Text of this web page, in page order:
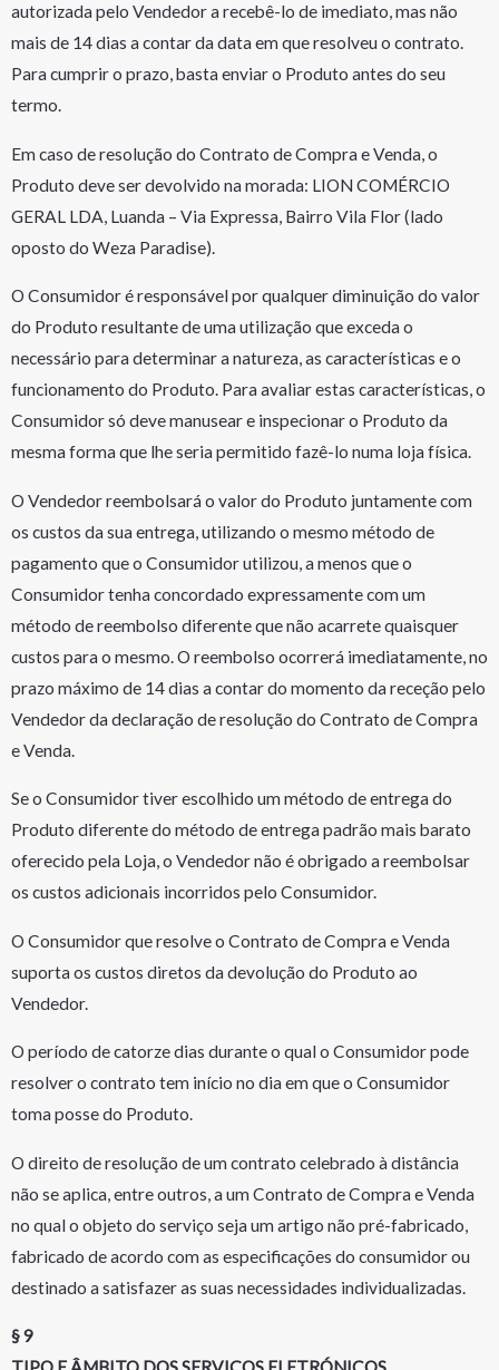
autorizada pelo Vendedor a recebê-lo de imediato, mas não
mais de 14 dias a contar da data em que resolveu o contrato.
Para cumprir o prazo, basta enviar o Produto antes do seu
termo.
Em caso de resolução do Contrato de Compra e Venda, o
Produto deve ser devolvido na morada: LION COMÉRCIO
GERAL LDA, Luanda – Via Expressa, Bairro Vila Flor (lado
oposto do Weza Paradise).
O Consumidor é responsável por qualquer diminuição do valor
do Produto resultante de uma utilização que exceda o
necessário para determinar a natureza, as características e o
funcionamento do Produto. Para avaliar estas características, o
Consumidor só deve manusear e inspecionar o Produto da
mesma forma que lhe seria permitido fazê-lo numa loja física.
O Vendedor reembolsará o valor do Produto juntamente com
os custos da sua entrega, utilizando o mesmo método de
pagamento que o Consumidor utilizou, a menos que o
Consumidor tenha concordado expressamente com um
método de reembolso diferente que não acarrete quaisquer
custos para o mesmo. O reembolso ocorrerá imediatamente, no
prazo máximo de 14 dias a contar do momento da receção pelo
Vendedor da declaração de resolução do Contrato de Compra
e Venda.
Se o Consumidor tiver escolhido um método de entrega do
Produto diferente do método de entrega padrão mais barato
oferecido pela Loja, o Vendedor não é obrigado a reembolsar
os custos adicionais incorridos pelo Consumidor.
O Consumidor que resolve o Contrato de Compra e Venda
suporta os custos diretos da devolução do Produto ao
Vendedor.
O período de catorze dias durante o qual o Consumidor pode
resolver o contrato tem início no dia em que o Consumidor
toma posse do Produto.
O direito de resolução de um contrato celebrado à distância
não se aplica, entre outros, a um Contrato de Compra e Venda
no qual o objeto do serviço seja um artigo não pré-fabricado,
fabricado de acordo com as especificações do consumidor ou
destinado a satisfazer as suas necessidades individualizadas.
§ 9